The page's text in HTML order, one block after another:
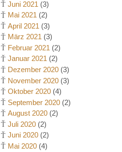
Juni 2021 (3)
Mai 2021 (2)
April 2021 (3)
März 2021 (3)
Februar 2021 (2)
Januar 2021 (2)
Dezember 2020 (3)
November 2020 (3)
Oktober 2020 (4)
September 2020 (2)
August 2020 (2)
Juli 2020 (2)
Juni 2020 (2)
Mai 2020 (4)